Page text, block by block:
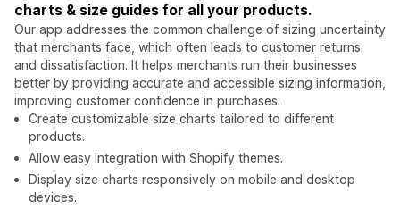
charts & size guides for all your products.
Our app addresses the common challenge of sizing uncertainty
that merchants face, which often leads to customer returns
and dissatisfaction. It helps merchants run their businesses
better by providing accurate and accessible sizing information,
improving customer confidence in purchases.
Create customizable size charts tailored to different
products.
Allow easy integration with Shopify themes.
Display size charts responsively on mobile and desktop
devices.